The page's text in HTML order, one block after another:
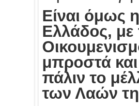
Είναι όμως
Ελλάδος, με
μπροστά και
πάλιν το
των Λαών